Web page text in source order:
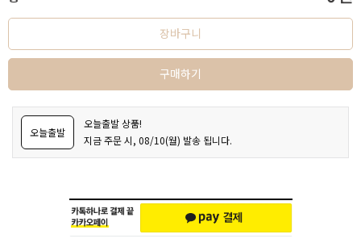
장바구니
구매하기
오늘출발
오늘출발 상품!
지금 주문 시, 08/10(월) 발송 됩니다.